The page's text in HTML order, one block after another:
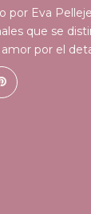
por Eva
que se
por el